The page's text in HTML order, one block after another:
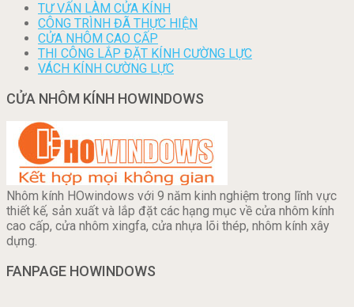
TƯ VẤN LÀM CỬA KÍNH
CÔNG TRÌNH ĐÃ THỰC HIỆN
CỬA NHÔM CAO CẤP
THI CÔNG LẮP ĐẶT KÍNH CƯỜNG LỰC
VÁCH KÍNH CƯỜNG LỰC
CỬA NHÔM KÍNH HOWINDOWS
Nhôm kính HOwindows với 9 năm kinh nghiệm trong lĩnh vực
thiết kế, sản xuất và lắp đặt các hạng mục về cửa nhôm kính
cao cấp, cửa nhôm xingfa, cửa nhựa lõi thép, nhôm kính xây
dựng.
FANPAGE HOWINDOWS